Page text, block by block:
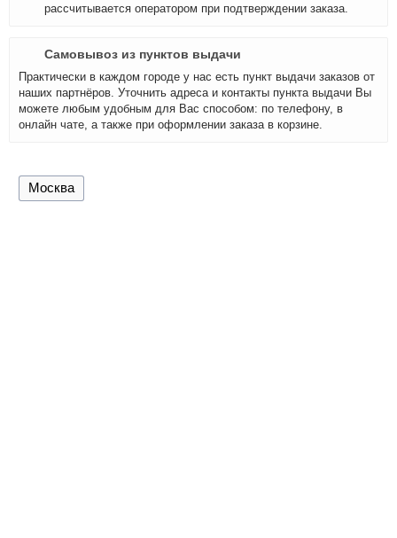
рассчитывается оператором при подтверждении заказа.
Самовывоз из пунктов выдачи
Практически в каждом городе у нас есть пункт выдачи заказов от
наших партнёров. Уточнить адреса и контакты пункта выдачи Вы
можете любым удобным для Вас способом: по телефону, в
онлайн чате, а также при оформлении заказа в корзине.
Москва